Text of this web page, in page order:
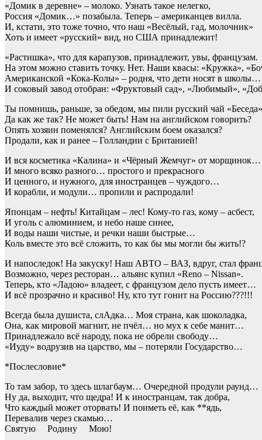
«Домик в деревне» – молоко. Узнать такое нелегко,
Россия «Домик…» позабыла. Теперь – американцев вилла.
И, кстати, это тоже точно, что наш «Весёлый, гад, молочник»
Хоть и имеет «русский» вид, но США принадлежит!
«Растишка», что для карапузов, принадлежит, увы, французам.
На этом можно ставить точку. Нет. Наши квасы: «Кружка»,
Американской «Кока-Колы» – родня, что дети носят в школы…
И соковый завод отобран: «Фруктовый сад», «Любимый»,
Ты помнишь, раньше, за обедом, мы пили русский чай
Да как же так? Не может быть! Нам на английском говорить?
Опять хозяин поменялся? Английским боем оказался?
Продали, как и ранее – Голландии с Британией!
И вся косметика «Калина» и «Чёрный Жемчуг» от морщинок…
И много всяко разного… простого и прекрасного
И ценного, и нужного, для иностранцев – чуждого…
И корабли, и модули… пропили и распродали!
Японцам – нефть! Китайцам – лес! Кому-то газ, кому – асбест,
И уголь с алюминием, и небо наше синее,
И воды наши чистые, и речки наши быстрые…
Коль вместе это всё сложить, то как бы мы могли бы жить!?
И напоследок! На закуску! Наш АВТО – ВАЗ, вдруг, стал
Возможно, через ресторан… альянс купил «Reno – Nissan».
Теперь, кто «Ладою» владеет, с французом дело пусть имеет…
И всё прозрачно и красиво! Ну, кто тут гонит на Россию???!!!
Всегда была душиста, слАдка… Моя страна, как шоколадка,
Она, как мировой магнит, не пчёл… но мух к себе манит…
Принадлежало всё народу, пока не обрели свободу…
«Иуду» водрузив на царство, мы – потеряли Государство…
*Послесловие*
То там забор, то здесь шлагбаум… Очередной продули раунд…
Ну да, выходит, что щедра! И к иностранцам, так добра,
Что каждый может оторвать! И поиметь её, как **ядь,
Перевалив через скамью…
Святую Родину Мою!